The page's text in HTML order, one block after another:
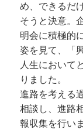
め、できるだ
そうと決意。
明会に積極的
姿を見て、「
人生において
りました。
進路を考える
相談し、進路
報収集を行い